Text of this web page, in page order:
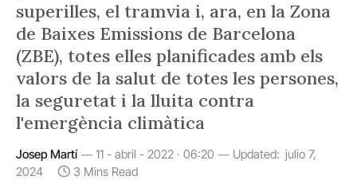
superilles, el tramvia i, ara, en la Zona
de Baixes Emissions de Barcelona
(ZBE), totes elles planificades amb els
valors de la salut de totes les persones,
la seguretat i la lluita contra
l'emergència climàtica
Josep Martí 11 - abril - 2022 · 06:20 Updated: julio 7,
2024
3 Mins Read